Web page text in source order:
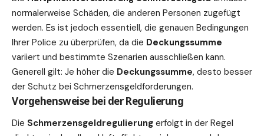
normalerweise Schäden, die anderen Personen zugefügt
werden. Es ist jedoch essentiell, die genauen Bedingungen
Ihrer Police zu überprüfen, da die Deckungssumme
variiert und bestimmte Szenarien ausschließen kann.
Generell gilt: Je höher die Deckungssumme, desto besser
der Schutz bei Schmerzensgeldforderungen.
Vorgehensweise bei der Regulierung
Die Schmerzensgeldregulierung erfolgt in der Regel